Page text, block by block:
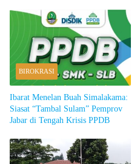
BIROKRASI
Ibarat Menelan Buah Simalakama:
Siasat “Tambal Sulam” Pemprov
Jabar di Tengah Krisis PPDB